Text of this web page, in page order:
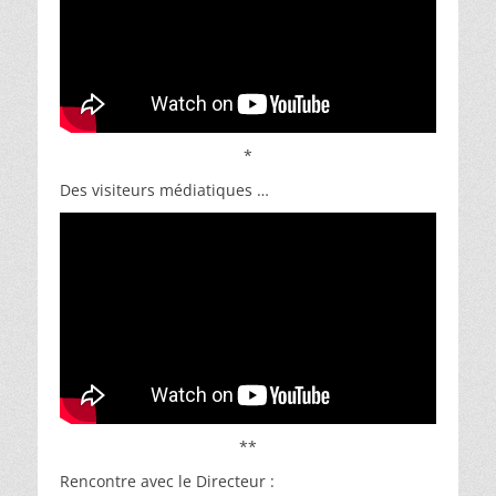
*
Des visiteurs médiatiques …
**
Rencontre avec le Directeur :